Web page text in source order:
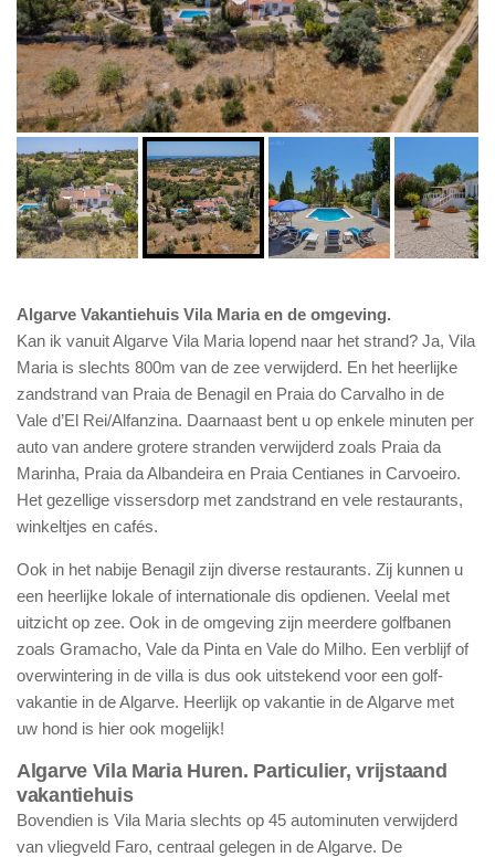
Algarve Vakantiehuis Vila Maria en de omgeving.
Kan ik vanuit Algarve Vila Maria lopend naar het strand? Ja, Vila
Maria is slechts 800m van de zee verwijderd. En het heerlijke
zandstrand van Praia de Benagil en Praia do Carvalho in de
Vale d’El Rei/Alfanzina. Daarnaast bent u op enkele minuten per
auto van andere grotere stranden verwijderd zoals Praia da
Marinha, Praia da Albandeira en Praia Centianes in Carvoeiro.
Het gezellige vissersdorp met zandstrand en vele restaurants,
winkeltjes en cafés.
Ook in het nabije Benagil zijn diverse restaurants. Zij kunnen u
een heerlijke lokale of internationale dis opdienen. Veelal met
uitzicht op zee. Ook in de omgeving zijn meerdere golfbanen
zoals Gramacho, Vale da Pinta en Vale do Milho. Een verblijf of
overwintering in de villa is dus ook uitstekend voor een golf-
vakantie in de Algarve. Heerlijk op vakantie in de Algarve met
uw hond is hier ook mogelijk!
Algarve Vila Maria Huren. Particulier, vrijstaand
vakantiehuis
Bovendien is Vila Maria slechts op 45 autominuten verwijderd
van vliegveld Faro, centraal gelegen in de Algarve. De